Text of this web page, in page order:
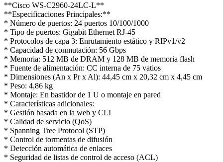
**Cisco WS-C2960-24LC-L**
**Especificaciones Principales:**
* Número de puertos: 24 puertos 10/100/1000
* Tipo de puertos: Gigabit Ethernet RJ-45
* Protocolos de capa 3: Enrutamiento estático y RIPv1/v2
* Capacidad de conmutación: 56 Gbps
* Memoria: 512 MB de DRAM y 128 MB de memoria flash
* Fuente de alimentación: CC interna de 75 vatios
* Dimensiones (An x Pr x Al): 44,45 cm x 20,32 cm x 4,45 cm
* Peso: 4,86 kg
* Montaje: En bastidor de 1 U o montaje en pared
* Características adicionales:
* Gestión basada en la web y CLI
* Calidad de servicio (QoS)
* Spanning Tree Protocol (STP)
* Control de tormentas de difusión
* Detección automática de enlaces
* Seguridad de listas de control de acceso (ACL)